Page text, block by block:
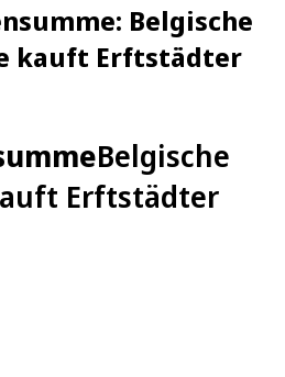
Belgische
kauft Erftstädter
Belgische
Erftstädter